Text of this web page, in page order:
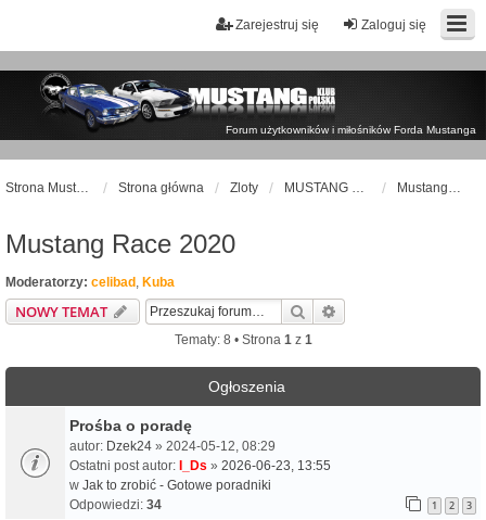
Zaloguj się
Zarejestruj się
Forum użytkowników i miłośników Forda Mustanga
Strona Mustangklub.pl Strona główna Zloty MUSTANG RACE Mustang Race 2020
Mustang Race 2020
Moderatorzy: celibad, Kuba
NOWY TEMAT Szukaj
Tematy: 8 • Strona 1z 1
Ogłoszenia
Prośba o poradę
autor: Dzek24 » 2024-05-12, 08:29
Ostatni post autor: I_Ds » 2026-06-23, 13:55
w Jak to zrobić - Gotowe poradniki
Odpowiedzi: 34 1 2 3